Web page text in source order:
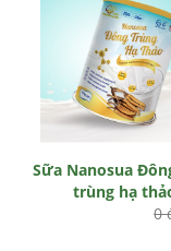
Sữa Nanosua
trùng hạ
0